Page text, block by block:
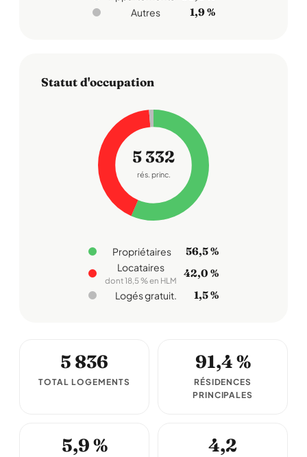
Autres 1,9 %
Statut d'occupation
5 332
rés. princ.
Propriétaires 56,5 %
Locataires
dont 18,5 % en HLM
42,0 %
Logés gratuit. 1,5 %
5 836
TOTAL LOGEMENTS
91,4 %
RÉSIDENCES
PRINCIPALES
5,9 % 4,2